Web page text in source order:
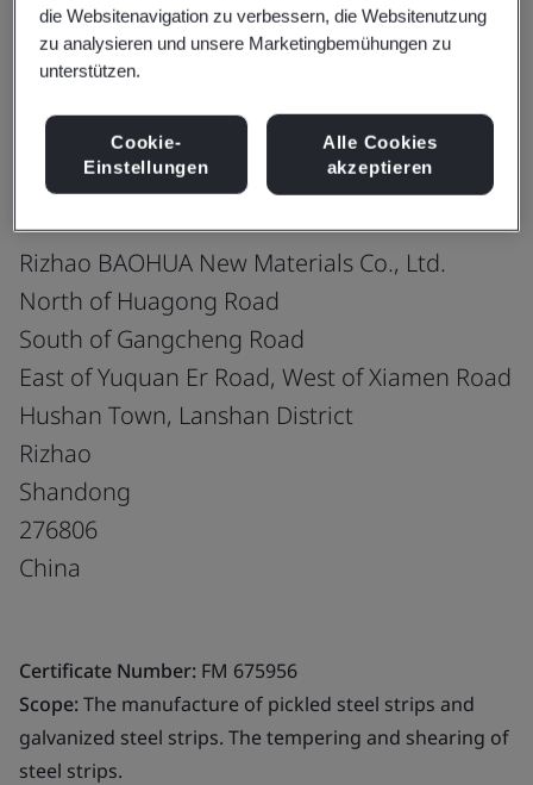
Teilen:
ISO 9001:2015
Rizhao BAOHUA New Materials Co., Ltd.
North of Huagong Road
South of Gangcheng Road
East of Yuquan Er Road, West of Xiamen Road
Hushan Town, Lanshan District
Rizhao
Shandong
276806
China
Certificate Number: FM 675956
Scope:The manufacture of pickled steel strips and
galvanized steel strips. The tempering and shearing of
steel strips.
die Websitenavigation zu verbessern, die Websitenutzung
zu analysieren und unsere Marketingbemühungen zu
unterstützen.
Cookie-
Einstellungen
Alle Cookies
akzeptieren